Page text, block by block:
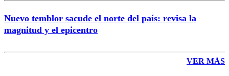
Nuevo temblor sacude el norte del país: revisa la
magnitud y el epicentro
VER MÁS